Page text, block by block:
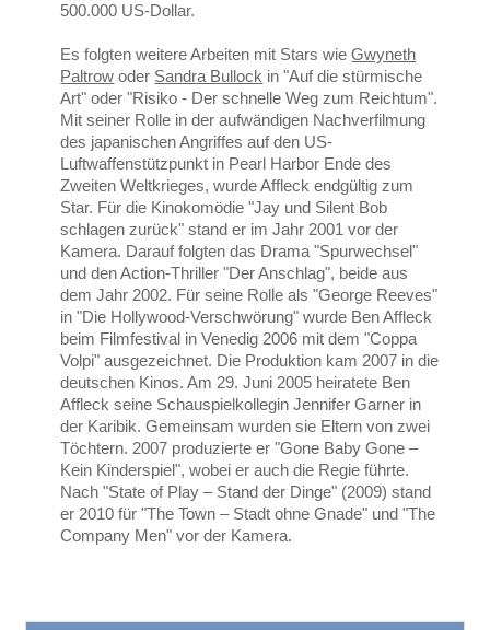
500.000 US-Dollar.
Es folgten weitere Arbeiten mit Stars wieGwyneth
Paltrow oder Sandra Bullock in "Auf die stürmische
Art" oder "Risiko - Der schnelle Weg zum Reichtum".
Mit seiner Rolle in der aufwändigen Nachverfilmung
des japanischen Angriffes auf den US-
Luftwaffenstützpunkt in Pearl Harbor Ende des
Zweiten Weltkrieges, wurde Affleck endgültig zum
Star. Für die Kinokomödie "Jay und Silent Bob
schlagen zurück" stand er im Jahr 2001 vor der
Kamera. Darauf folgten das Drama "Spurwechsel"
und den Action-Thriller "Der Anschlag", beide aus
dem Jahr 2002. Für seine Rolle als "George Reeves"
in "Die Hollywood-Verschwörung" wurde Ben Affleck
beim Filmfestival in Venedig 2006 mit dem "Coppa
Volpi" ausgezeichnet. Die Produktion kam 2007 in die
deutschen Kinos. Am 29. Juni 2005 heiratete Ben
Affleck seine Schauspielkollegin Jennifer Garner in
der Karibik. Gemeinsam wurden sie Eltern von zwei
Töchtern. 2007 produzierte er "Gone Baby Gone –
Kein Kinderspiel", wobei er auch die Regie führte.
Nach "State of Play – Stand der Dinge" (2009) stand
er 2010 für "The Town – Stadt ohne Gnade" und "The
Company Men" vor der Kamera.